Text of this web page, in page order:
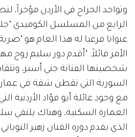
وتواجد الجراح في الأردن مؤخراً،
الرابع من المسلسل الكوميدي
عنوانا فرعيا له هذا العام هو
الأمر قائلاً: "أقدم دور سليم زوج
شخصيتها الفنانة جني أسبر،
السورية التي تقطن شقة في
مع وجود عائلة أبو فؤاد الأردنية
العمارة السكنية، وهناك يلتقي
الذي يقدم دوره الفنان زهير